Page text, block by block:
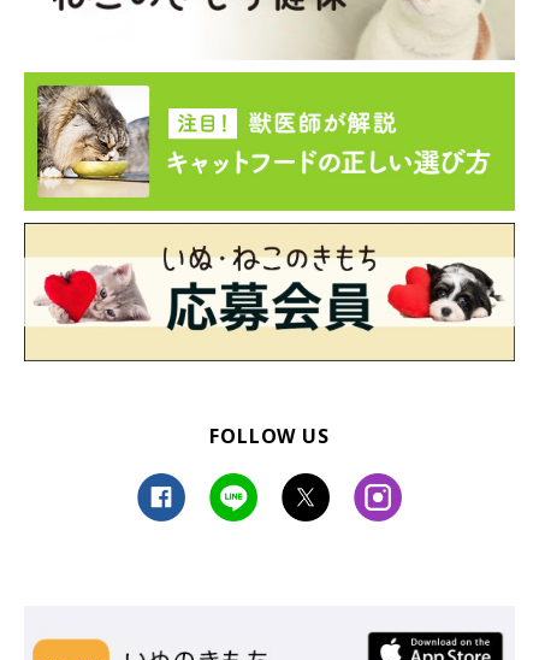
ぜ？
――ちなみに、猫によって男性が好きだったり女性が好きだった
り、好みのタイプが真逆のケースもあるようですが、このような
違いが生まれるのはなぜでしょうか？
原先生：
「子猫期の社会化や過去の経験が大きく影響しているかもしれま
せん。優しい声の女性を好むコもいれば、守ってくれるような低
音の男性を好むコもいます。そのコの“安心の記憶”に基づいた個
性が好みの差としてあらわれるのでしょう」
猫が安心感を感じられる人は、猫の「好きな人のタイプ」になり
てあげたいですね。
※アンケートコメントは飼い主さんがご自身の体験を回答したも
FOLLOW US